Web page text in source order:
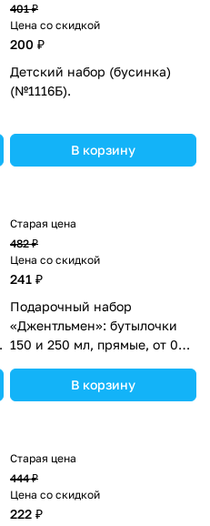
401 ₽
Цена со скидкой
200 ₽
Детский набор (бусинка)
(№1116Б).
В корзину
Старая цена
482 ₽
Цена со скидкой
241 ₽
Подарочный набор
«Джентльмен»: бутылочки
150 и 250 мл, прямые, от 0
(№3654410).В корзину
Старая цена
444 ₽
Цена со скидкой
222 ₽